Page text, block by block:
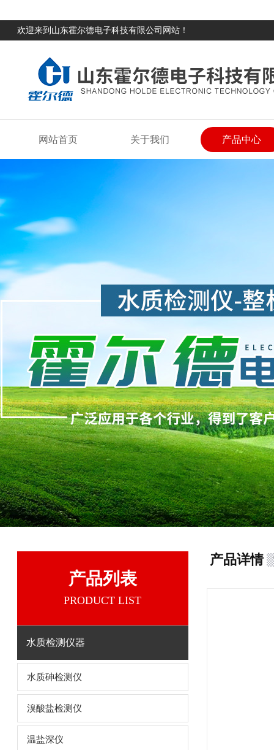
欢迎来到山东霍尔德电子科技有限公司网站！
网站首页 关于我们 产品中心
产品列表
PRODUCT LIST
水质检测仪器
水质砷检测仪
溴酸盐检测仪
温盐深仪
产品详情